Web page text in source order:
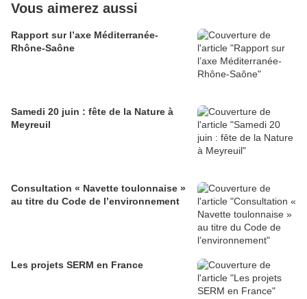
Vous aimerez aussi
Rapport sur l’axe Méditerranée-
Rhône-Saône
Samedi 20 juin : fête de la Nature à
Meyreuil
Consultation « Navette toulonnaise »
au titre du Code de l’environnement
Les projets SERM en France